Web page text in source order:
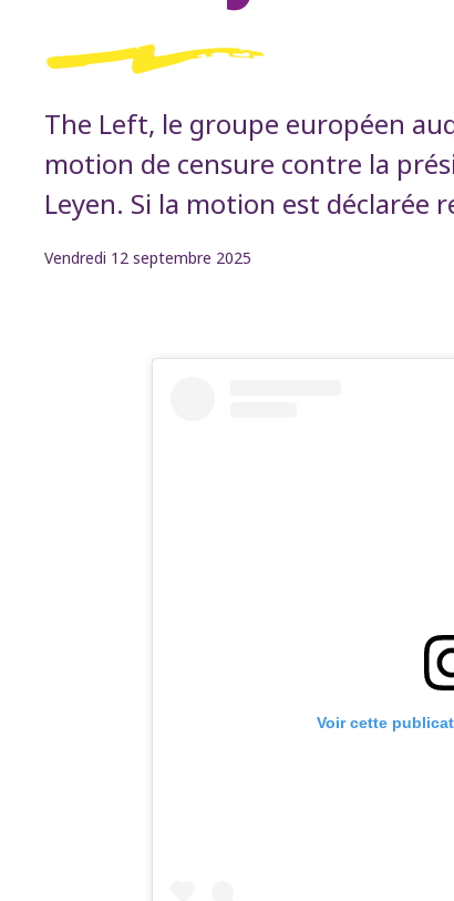
The Left, le groupe européen
motion de censure contre la
Leyen. Si la motion est déclarée
Vendredi 12 septembre 2025
Voir cette